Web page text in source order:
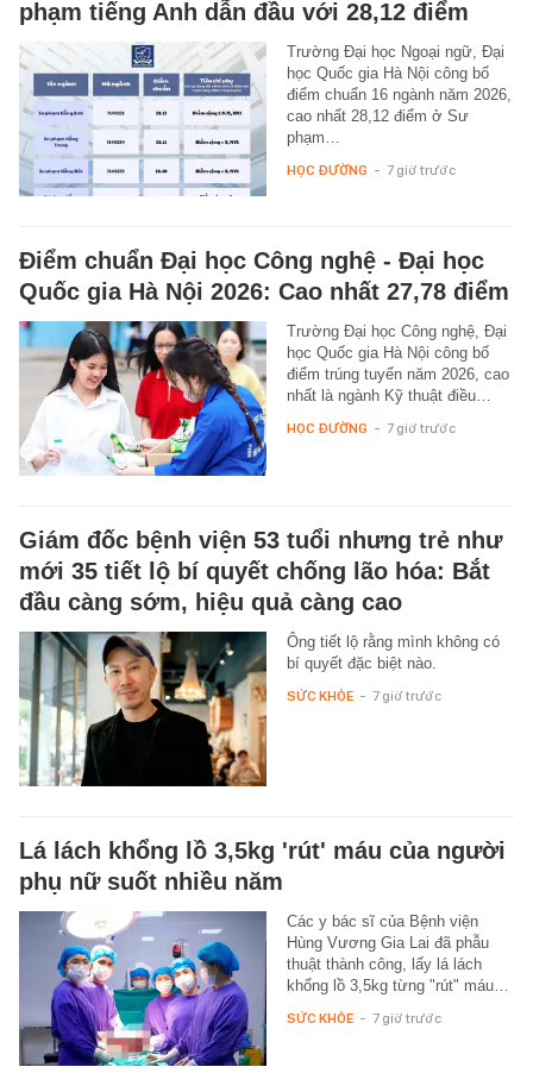
phạm tiếng Anh dẫn đầu với 28,12 điểm
Trường Đại học Ngoại ngữ, Đại
học Quốc gia Hà Nội công bố
điểm chuẩn 16 ngành năm 2026,
cao nhất 28,12 điểm ở Sư
phạm…
HỌC ĐƯỜNG - 7 giờ trước
Điểm chuẩn Đại học Công nghệ - Đại học
Quốc gia Hà Nội 2026: Cao nhất 27,78 điểm
Trường Đại học Công nghệ, Đại
học Quốc gia Hà Nội công bố
điểm trúng tuyển năm 2026, cao
nhất là ngành Kỹ thuật điều…
HỌC ĐƯỜNG - 7 giờ trước
Giám đốc bệnh viện 53 tuổi nhưng trẻ như
mới 35 tiết lộ bí quyết chống lão hóa: Bắt
đầu càng sớm, hiệu quả càng cao
Ông tiết lộ rằng mình không có
bí quyết đặc biệt nào.
SỨC KHỎE - 7 giờ trước
Lá lách khổng lồ 3,5kg 'rút' máu của người
phụ nữ suốt nhiều năm
Các y bác sĩ của Bệnh viện
Hùng Vương Gia Lai đã phẫu
thuật thành công, lấy lá lách
khổng lồ 3,5kg từng "rút" máu…
SỨC KHỎE - 7 giờ trước